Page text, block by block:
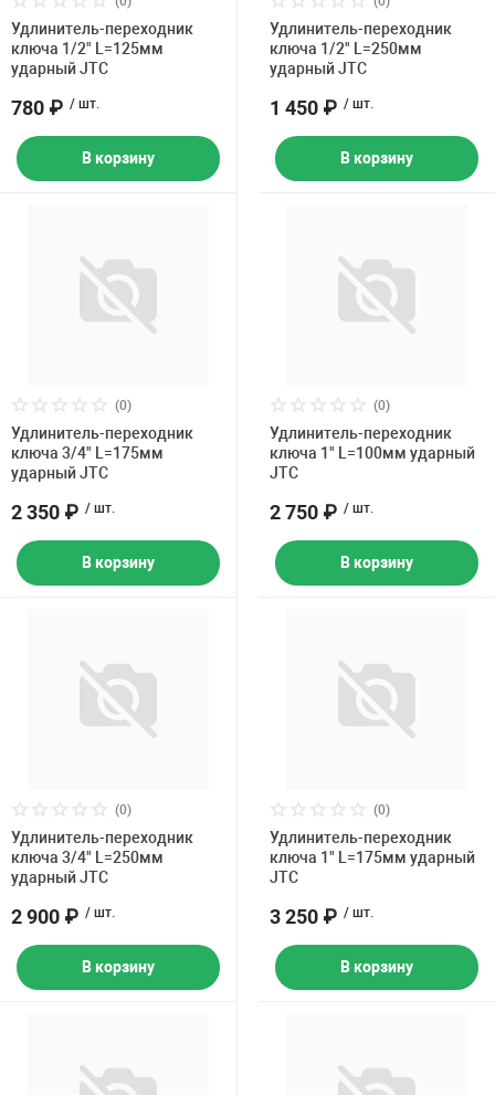
Накачка колес
Мотоадаптеры
Правка дисков
Разное
Инструмент
Удлинитель-переходник
ключа 1/2" L=125мм
ударный JTC
780 ₽ / шт.
В корзину
Удлинитель-переходник
ключа 1/2" L=250мм
ударный JTC
1 450 ₽ / шт.
В корзину
(0)
Удлинитель-переходник
ключа 3/4" L=175мм
ударный JTC
2 350 ₽ / шт.
В корзину
(0)
Удлинитель-переходник
ключа 1" L=100мм ударный
JTC
2 750 ₽ / шт.
В корзину
(0)
Удлинитель-переходник
ключа 3/4" L=250мм
ударный JTC
2 900 ₽ / шт.
В корзину
(0)
Удлинитель-переходник
ключа 1" L=175мм ударный
JTC
3 250 ₽ / шт.
В корзину